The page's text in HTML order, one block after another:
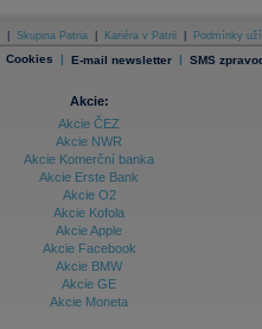
Skupina Patria Kariéra v Patrii Podmínky
Cookies | E-mail newsletter | SMS
Akcie:
Akcie ČEZ
Akcie NWR
Akcie Komerční banka
Akcie Erste Bank
Akcie O2
Akcie Kofola
Akcie Apple
Akcie Facebook
Akcie BMW
Akcie GE
Akcie Moneta